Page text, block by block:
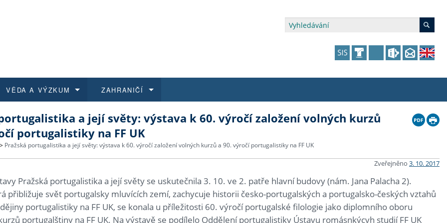
historie
další dokumenty
FF UK
Pro média a veřejnost
Knihovna
Výběrová řízení
Vydavatelství FF UK
a jak se přihlásit
programy
Kurzy dalšího vzdělávání
Programy s mikrocertifikátem
a magisterské studium Kurzy dalšího vzdělávání
Studující se specifickými potřebami
VĚDA A VÝZKUM
na FF UK
kvalifikace
Transfer & Impact Office
Vědecké ceny a fondy
ZAHRANIČÍ
a výběrová řízení Přijíždějící zaměstnanci
Mimofakultní financování výjezdů
a její světy: výstava k 60. výročí založení volných kurzů
portugalistiky na FF UK
> Pražská portugalistika a její světy: výstava k 60. výročí založení volných kurzů a 90. výročí portugalistiky na FF UK
Zveřejněno 3. 10. 2017
Pražská portugalistika a její světy se uskutečnila 3. 10. ve 2. patře hlavní budovy (nám. Jana Palacha 2).
přibližuje svět portugalsky mluvících zemí, zachycuje historii česko-portugalských a portugalsko-českých vztahů
portugalistiky na FF UK, se konala u příležitosti 60. výročí portugalské filologie jako diplomního oboru
portugalštiny na FF UK. Na výstavě se podílelo Oddělení portugalistiky Ústavu romásnkýcvh studií FF UK